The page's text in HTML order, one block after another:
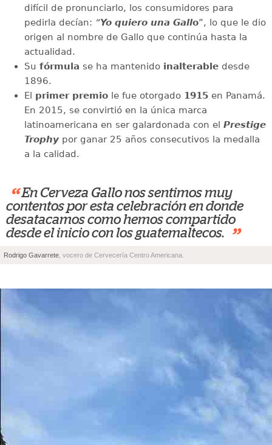
difícil de pronunciarlo, los consumidores para
pedirla decían: “Yo quiero una Gallo”, lo que le dio
origen al nombre de Gallo que continúa hasta la
actualidad.
Su fórmula se ha mantenido inalterable desde
1896.
El primer premio le fue otorgado 1915 en Panamá.
En 2015, se convirtió en la única marca
latinoamericana en ser galardonada con el Prestige
Trophy por ganar 25 años consecutivos la medalla
a la calidad.
“ En Cerveza Gallo nos sentimos muy
contentos por esta celebración en donde
desatacamos como hemos compartido
desde el inicio con los guatemaltecos.
”
Rodrigo Gavarrete , vocero de Cervecería Centro Americana.